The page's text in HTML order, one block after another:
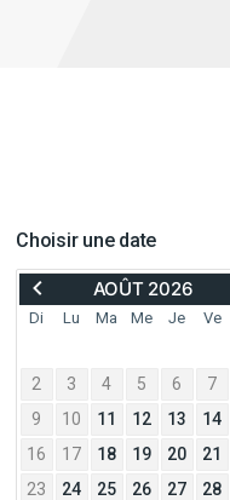
Choisir une date
RECULER
JULY
AOÛT 2026
Di Lu Ma Me Je Ve
2
3 4 5 6 7
9
10 11 12 13 14
16
17 18 19 20 21
23
24 25 26 27 28